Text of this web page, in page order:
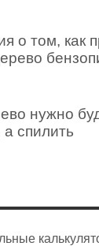
о том, как
нужно
а спилить